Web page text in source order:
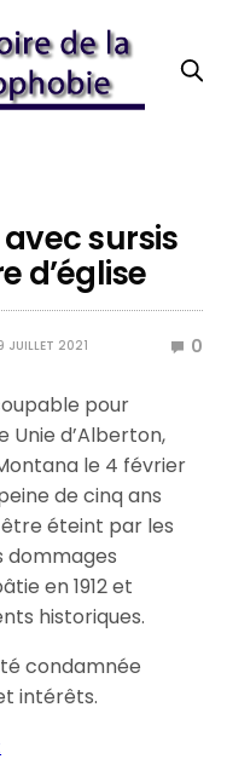
sursis
d’église
JUILLET 2021 0
pour
Unie d’Alberton,
le 4 février
de cinq ans
être éteint par les
dommages
en 1912 et
historiques.
condamnée
intérêts.